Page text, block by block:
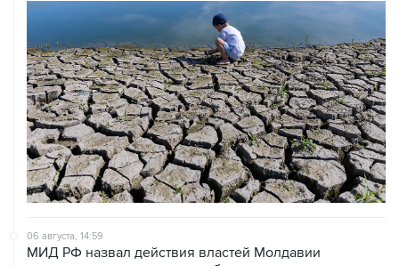
06 августа, 14:59
МИД РФ назвал действия властей Молдавии